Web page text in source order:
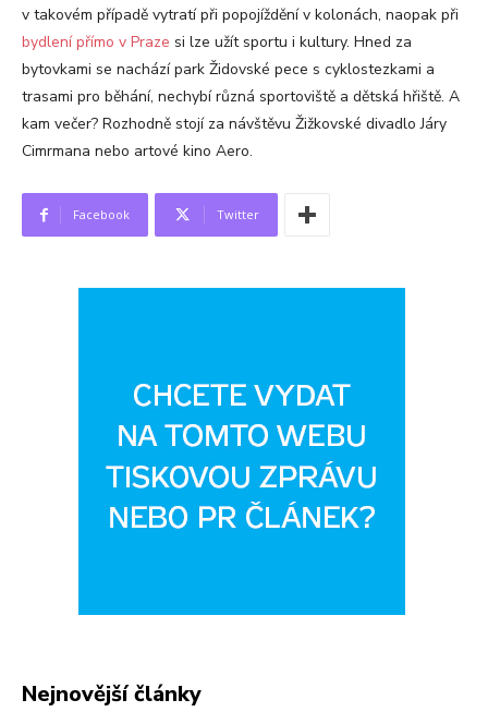
v takovém případě vytratí při popojíždění v kolonách, naopak při
bydlení přímo v Praze si lze užít sportu i kultury. Hned za
bytovkami se nachází park Židovské pece s cyklostezkami a
trasami pro běhání, nechybí různá sportoviště a dětská hřiště. A
kam večer? Rozhodně stojí za návštěvu Žižkovské divadlo Járy
Cimrmana nebo artové kino Aero.
Facebook Twitter
Nejnovější články